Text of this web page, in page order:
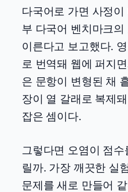
다국어로 가면 사정
부 다국어 벤치마크
이른다고 보고했다.
로 번역돼 웹에 퍼지
은 문항이 변형된 채
장이 열 갈래로 복제
잡은 셈이다.
그렇다면 오염이 점
릴까. 가장 깨끗한 실
문제를 새로 만들어